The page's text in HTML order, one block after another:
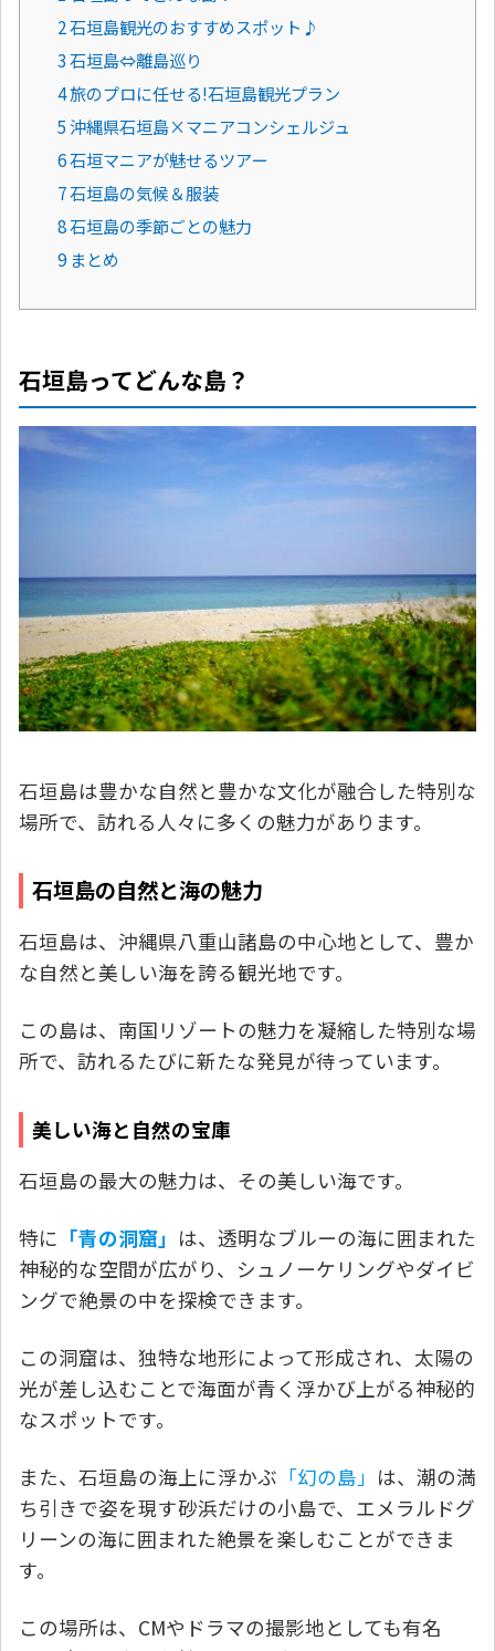
2 石垣島観光のおすすめスポット♪
3 石垣島⇔離島巡り
4 旅のプロに任せる!石垣島観光プラン
5 沖縄県石垣島×マニアコンシェルジュ
6 石垣マニアが魅せるツアー
7 石垣島の気候＆服装
8 石垣島の季節ごとの魅力
9 まとめ
石垣島ってどんな島？
石垣島は豊かな自然と豊かな文化が融合した特別な
場所で、訪れる人々に多くの魅力があります。
石垣島の自然と海の魅力
石垣島は、沖縄県八重山諸島の中心地として、豊か
な自然と美しい海を誇る観光地です。
この島は、南国リゾートの魅力を凝縮した特別な場
所で、訪れるたびに新たな発見が待っています。
美しい海と自然の宝庫
石垣島の最大の魅力は、その美しい海です。
特に 「青の洞窟」 は、透明なブルーの海に囲まれた
神秘的な空間が広がり、シュノーケリングやダイビ
ングで絶景の中を探検できます。
この洞窟は、独特な地形によって形成され、太陽の
光が差し込むことで海面が青く浮かび上がる神秘的
なスポットです。
また、石垣島の海上に浮かぶ 「幻の島」 は、潮の満
ち引きで姿を現す砂浜だけの小島で、エメラルドグ
リーンの海に囲まれた絶景を楽しむことができま
す。
この場所は、CMやドラマの撮影地としても有名